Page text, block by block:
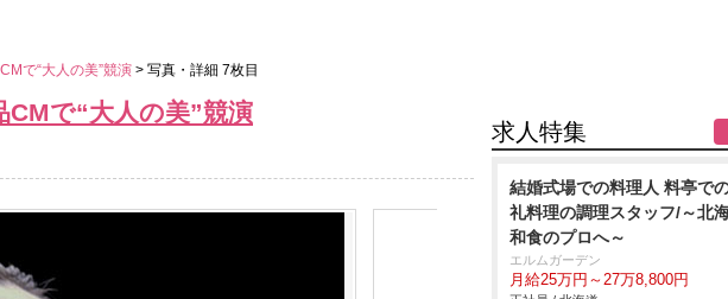
で“大人の美”競演 > 写真・詳細 7枚目
CMで“大人の美”競演
求人特集
結婚式場での料理人 料亭で
礼料理の調理スタッフ/～北
和食のプロへ～
エルムガーデン
月給25万円～27万8,800円